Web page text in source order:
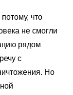
что
не смогли
рядом
с
Но